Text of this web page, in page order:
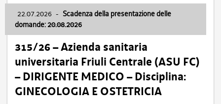
22.07.2026 - Scadenza della presentazione delle
domande: 20.08.2026
315/26 – Azienda sanitaria
universitaria Friuli Centrale (ASU FC)
– DIRIGENTE MEDICO – Disciplina:
GINECOLOGIA E OSTETRICIA